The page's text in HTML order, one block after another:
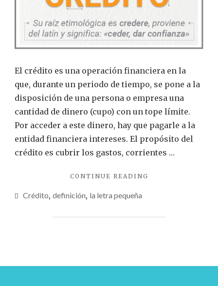
El crédito es una operación financiera en la
que, durante un periodo de tiempo, se pone a la
disposición de una persona o empresa una
cantidad de dinero (cupo) con un tope límite.
Por acceder a este dinero, hay que pagarle a la
entidad financiera intereses. El propósito del
crédito es cubrir los gastos, corrientes …
CONTINUE READING
Crédito, definición, la letra pequeña